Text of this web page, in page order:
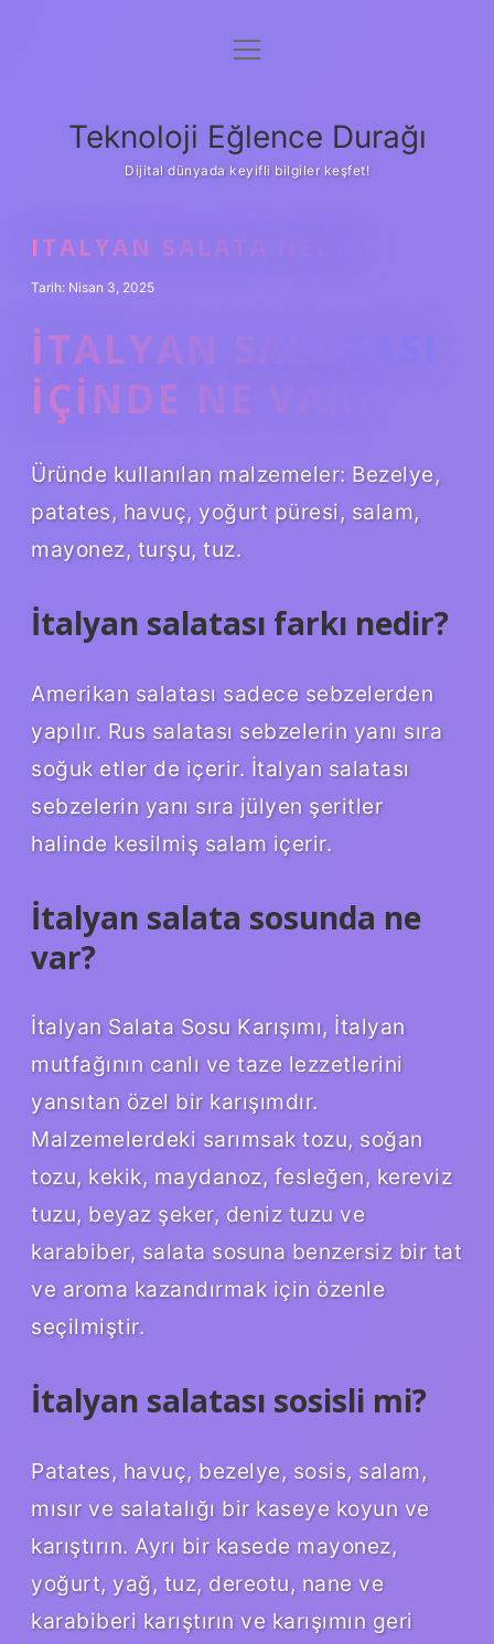
Anasayfa
Yasal Uyarı
menüyü
Teknoloji Eğlence Durağı
Dijital dünyada keyifli bilgiler keşfet!
ITALYAN SALATA NEDIR
Tarih: Nisan 3, 2025
İTALYAN SALATASI
IÇINDE NE VAR?
Üründe kullanılan malzemeler: Bezelye,
patates, havuç, yoğurt püresi, salam,
mayonez, turşu, tuz.
İtalyan salatası farkı nedir?
Amerikan salatası sadece sebzelerden
yapılır. Rus salatası sebzelerin yanı sıra
soğuk etler de içerir. İtalyan salatası
sebzelerin yanı sıra jülyen şeritler
halinde kesilmiş salam içerir.
İtalyan salata sosunda ne
var?
İtalyan Salata Sosu Karışımı, İtalyan
mutfağının canlı ve taze lezzetlerini
yansıtan özel bir karışımdır.
Malzemelerdeki sarımsak tozu, soğan
tozu, kekik, maydanoz, fesleğen, kereviz
tuzu, beyaz şeker, deniz tuzu ve
karabiber, salata sosuna benzersiz bir tat
ve aroma kazandırmak için özenle
seçilmiştir.
İtalyan salatası sosisli mi?
Patates, havuç, bezelye, sosis, salam,
mısır ve salatalığı bir kaseye koyun ve
karıştırın. Ayrı bir kasede mayonez,
yoğurt, yağ, tuz, dereotu, nane ve
karabiberi karıştırın ve karışımın geri